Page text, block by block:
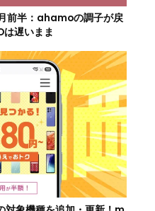
前半：ahamoの調子が戻
遅いまま